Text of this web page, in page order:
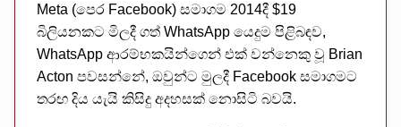
Meta (පෙර Facebook) සමාගම 2014දී $19
බිලියනකට මිලදී ගත් WhatsApp යෙදුම පිළිබඳව,
WhatsApp ආරම්භකයින්ගෙන් එක් වන්නෙකු වූ Brian
Acton පවසන්නේ, ඔවුන්ට මුලදී Facebook සමාගමට
තරඟ දිය යැයි කිසිදු අදහසක් නොසිටි බවයි.